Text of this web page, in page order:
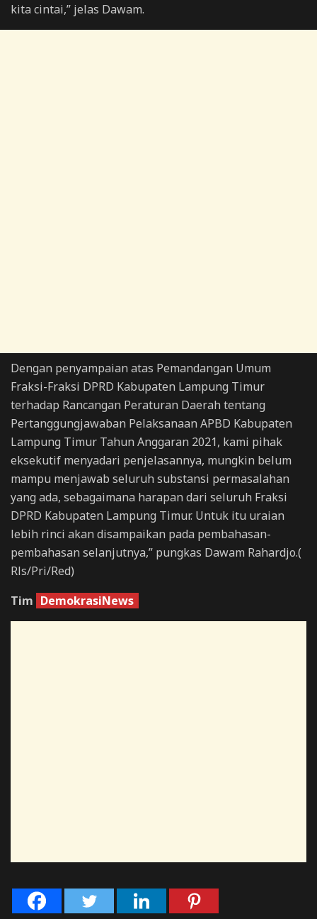
kita cintai,” jelas Dawam.
Dengan penyampaian atas Pemandangan Umum
Fraksi-Fraksi DPRD Kabupaten Lampung Timur
terhadap Rancangan Peraturan Daerah tentang
Pertanggungjawaban Pelaksanaan APBD Kabupaten
Lampung Timur Tahun Anggaran 2021, kami pihak
eksekutif menyadari penjelasannya, mungkin belum
mampu menjawab seluruh substansi permasalahan
yang ada, sebagaimana harapan dari seluruh Fraksi
DPRD Kabupaten Lampung Timur. Untuk itu uraian
lebih rinci akan disampaikan pada pembahasan-
pembahasan selanjutnya,” pungkas Dawam Rahardjo.(
Rls/Pri/Red)
Tim DemokrasiNews